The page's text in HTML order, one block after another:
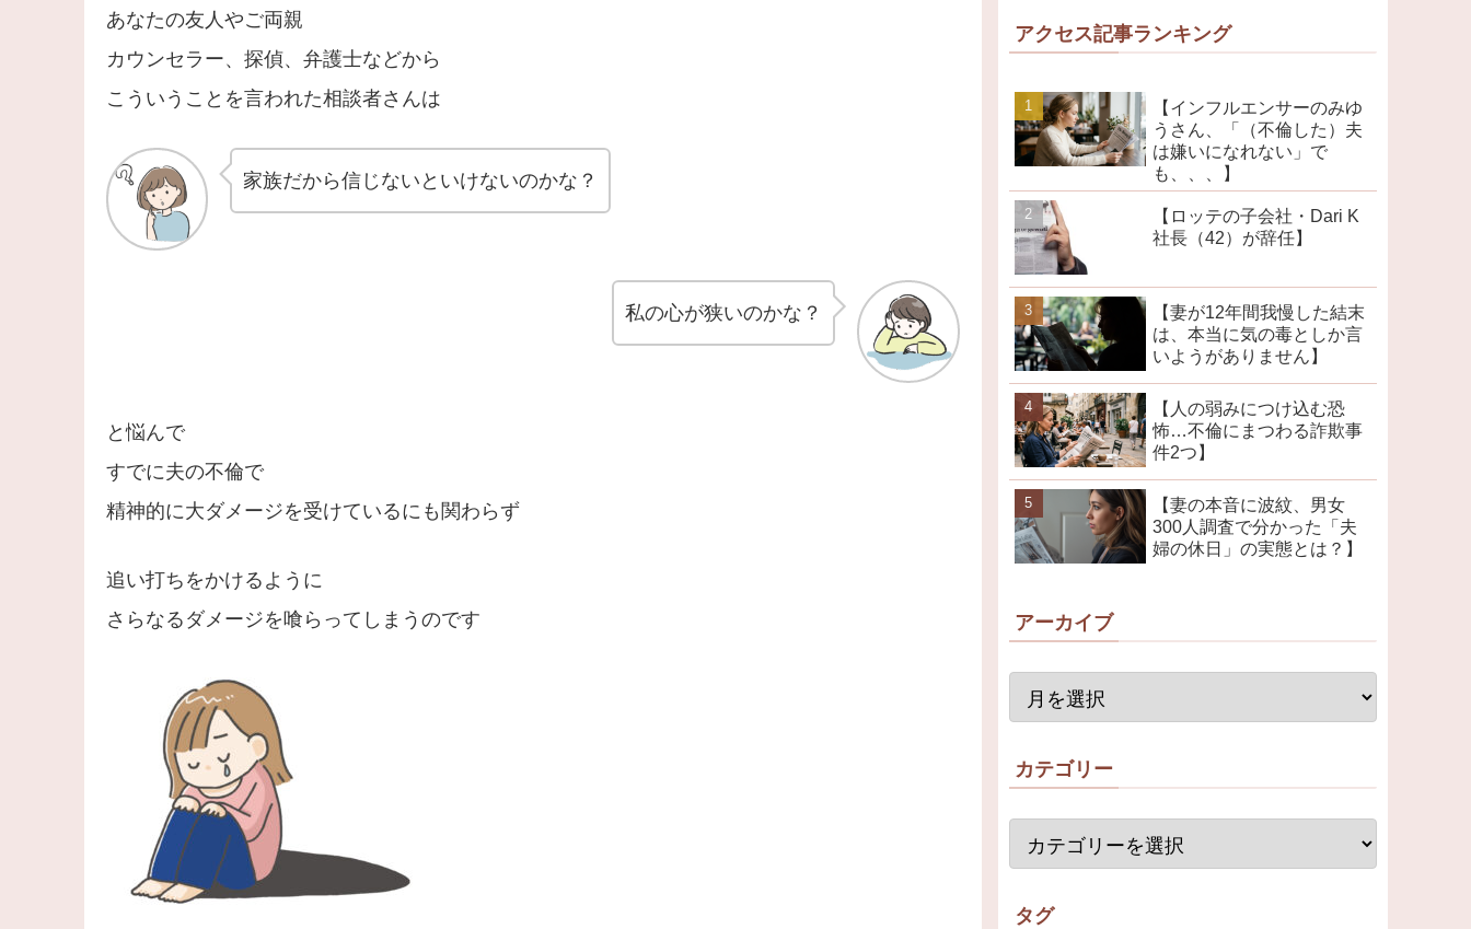
あなたの友人やご両親
カウンセラー、探偵、弁護士などから
こういうことを言われた相談者さんは
家族だから信じないといけないのかな？
私の心が狭いのかな？
と悩んで
すでに夫の不倫で
精神的に大ダメージを受けているにも関わらず
追い打ちをかけるように
さらなるダメージを喰らってしまうのです
アクセス記事ランキング
【インフルエンサーのみゆ
うさん、「（不倫した）夫
は嫌いになれない」で
も、、、】
【ロッテの子会社・Dari K
社長（42）が辞任】
【妻が12年間我慢した結末
は、本当に気の毒としか言
いようがありません】
【人の弱みにつけ込む恐
怖…不倫にまつわる詐欺事
件2つ】
【妻の本音に波紋、男女
300人調査で分かった「夫
婦の休日」の実態とは？】
アーカイブ
カテゴリー
タグ